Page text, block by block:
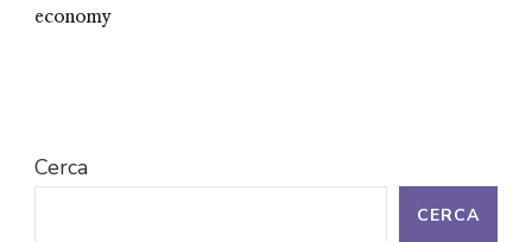
economy
Cerca
CERCA